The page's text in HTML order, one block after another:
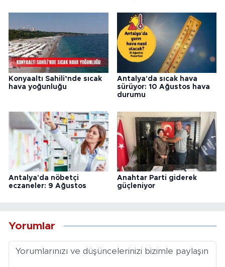
Konyaaltı Sahili’nde sıcak
hava yoğunluğu
Antalya'da sıcak hava
sürüyor: 10 Ağustos hava
durumu
Antalya'da nöbetçi
eczaneler: 9 Ağustos
Anahtar Parti giderek
güçleniyor
Yorumlar